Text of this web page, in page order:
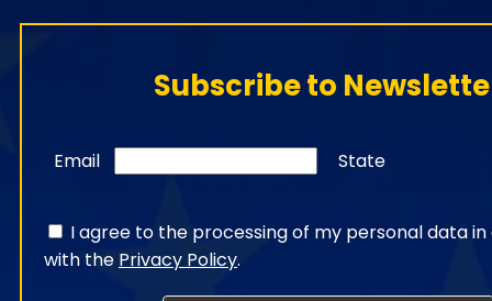
Subscribe to
Email State
I agree to the processing of my personal data
with the Privacy Policy.